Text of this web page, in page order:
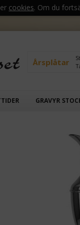
cookies. Om du
Årsplåtar
GRAVYR